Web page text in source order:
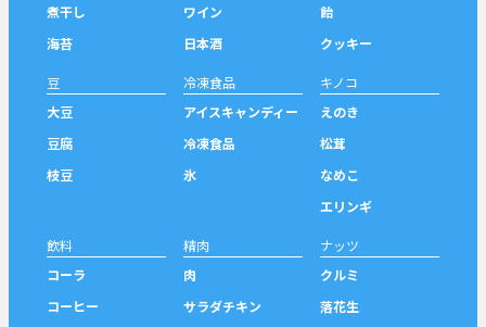
煮干し
海苔
ワイン
日本酒
飴
クッキー
豆
大豆
豆腐
枝豆
冷凍食品
アイスキャンディー
冷凍食品
氷
キノコ
えのき
松茸
なめこ
エリンギ
飲料
コーラ
コーヒー
精肉
肉
サラダチキン
ナッツ
クルミ
落花生